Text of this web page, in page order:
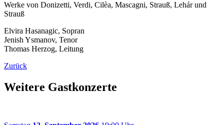
Werke von Donizetti, Verdi, Cilèa, Mascagni, Strauß, Lehár und
Strauß
Elvira Hasanagic, Sopran
Jenish Ysmanov, Tenor
Thomas Herzog, Leitung
Zurück
Weitere Gastkonzerte